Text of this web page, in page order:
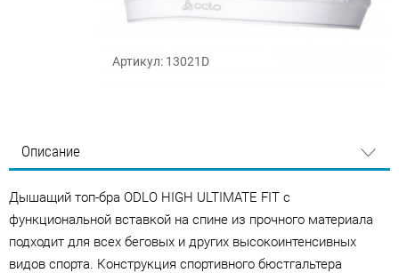
Артикул: 13021D
Описание
Дышащий топ-бра ODLO HIGH ULTIMATE FIT с
функциональной вставкой на спине из прочного материала
подходит для всех беговых и других высокоинтенсивных
видов спорта. Конструкция спортивного бюстгальтера